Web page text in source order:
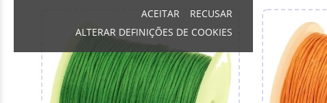
ACEITAR
RECUSAR
ALTERAR DEFINIÇÕES DE COOKIES